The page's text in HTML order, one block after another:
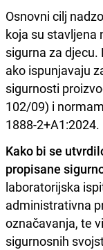
Osnovni cilj
koja su stavljena
sigurna za
ako ispunjavaju
sigurnosti
102/09) i
1888-2+A1:2024.
Kako bi se
propisane
laboratorijska
administrativna
označavanja, te
sigurnosnih